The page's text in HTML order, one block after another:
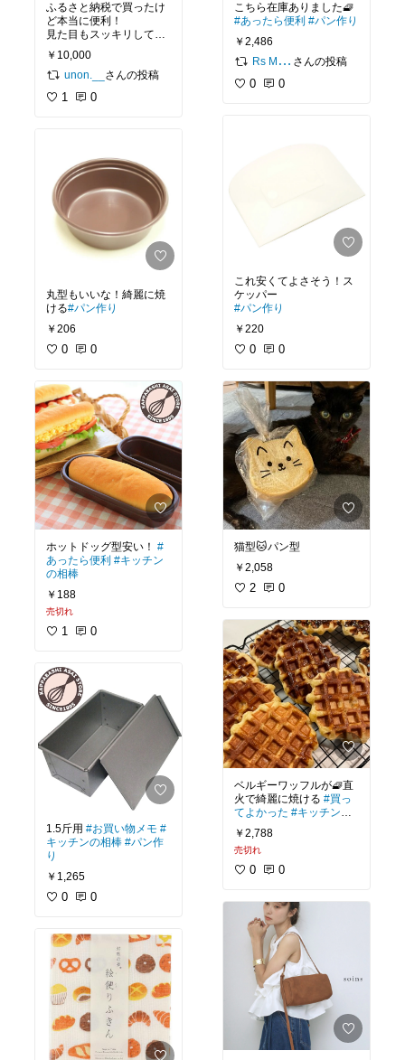
ふるさと納税で買ったけ
ど本当に便利！
見た目もスッキリしてて
良き #お弁当づくり
ったら便利
キッチンの相棒
￥10,000
unon.__ さんの投稿
1 0
丸型もいいな！綺麗に焼
ける#パン作り
￥206
0 0
ホットドッグ型安い！ #
あったら便利 #キッチン
の相棒
￥188
売切れ
1 0
1.5斤用 #お買い物メモ #
キッチンの相棒 #パン作
り
￥1,265
0 0
こちら在庫ありました🧇
#あったら便利 #パン作り
￥2,486
Rs MaMariKo
さんの投稿
0 0
これ安くてよさそう！ス
#パン作り
￥220
0 0
猫型🐱パン型
￥2,058
2 0
ベルギーワッフルが🧇直
火で綺麗に焼ける #買っ
てよかった #キッチンの
相棒 #あったら便利
ン作り
￥2,788
売切れ
0 0